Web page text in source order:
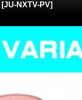
[JU-NXTV-PV]